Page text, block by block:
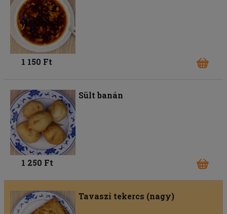
1 150 Ft
Sült banán
1 250 Ft
Tavaszi tekercs (nagy)